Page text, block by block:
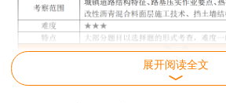
展开阅读全文